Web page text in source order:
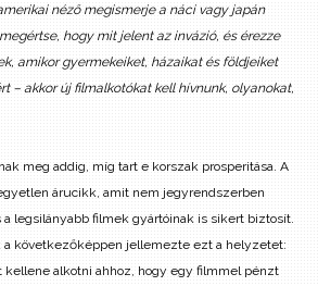
néző megismerje a náci vagy japán
hogy mit jelent az invázió, és érezze
amikor gyermekeiket, házaikat és földjeiket
– akkor új filmalkotókat kell hívnunk, olyanokat,
meg addig, míg tart e korszak prosperitása. A
árucikk, amit nem jegyrendszerben
a legsilányabb filmek gyártóinak is sikert biztosít.
a következőképpen jellemezte ezt a helyzetet:
kellene alkotni ahhoz, hogy egy filmmel pénzt